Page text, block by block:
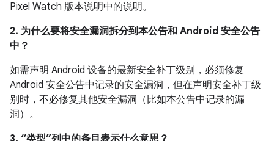
Pixel Watch 版本说明中的说明。
2. 为什么要将安全漏洞拆分到本公告和 Android 安全公告
中？
如需声明 Android 设备的最新安全补丁级别，必须修复
Android 安全公告中记录的安全漏洞，但在声明安全补丁级
别时，不必修复其他安全漏洞（比如本公告中记录的漏
洞）。
3. “类型”列中的条目表示什么意思？